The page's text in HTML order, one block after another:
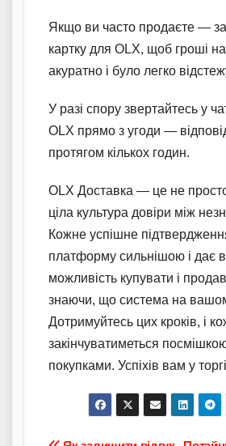
Якщо ви часто продаєте —
картку для OLX, щоб гроші
акуратно і було легко
У разі спору звертайтесь у
OLX прямо з угоди —
протягом кількох годин.
OLX Доставка — це не
ціла культура довіри між
Кожне успішне
платформу сильнішою і дає
можливість купувати і
знаючи, що система на
Дотримуйтесь цих кроків, і
закінчуватиметься
покупками. Успіхів вам у